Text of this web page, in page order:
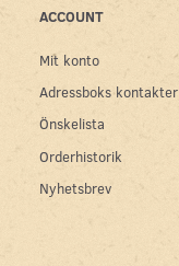
ACCOUNT
Mit konto
Adressboks kontakter
Önskelista
Orderhistorik
Nyhetsbrev